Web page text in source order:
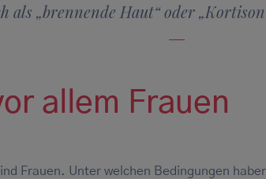
als „brennende Haut“ oder
allem Frauen
Frauen. Unter welchen Bedingungen